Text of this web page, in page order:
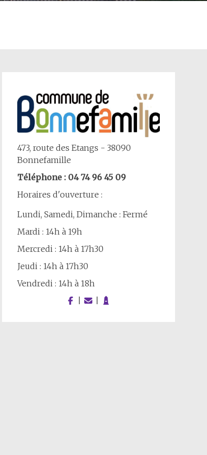
473, route des Etangs - 38090
Bonnefamille
Téléphone : 04 74 96 45 09
Horaires d'ouverture :
Lundi, Samedi, Dimanche : Fermé
Mardi : 14h à 19h
Mercredi : 14h à 17h30
Jeudi : 14h à 17h30
Vendredi : 14h à 18h